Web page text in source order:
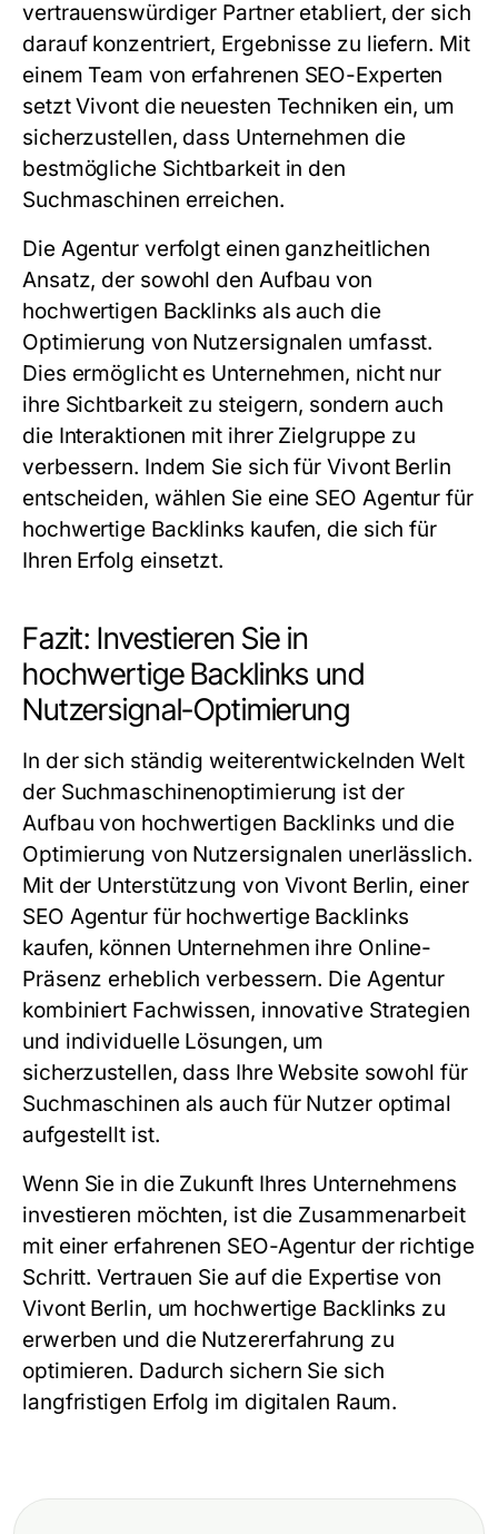
vertrauenswürdiger Partner etabliert, der sich
darauf konzentriert, Ergebnisse zu liefern. Mit
einem Team von erfahrenen SEO-Experten
setzt Vivont die neuesten Techniken ein, um
sicherzustellen, dass Unternehmen die
bestmögliche Sichtbarkeit in den
Suchmaschinen erreichen.
Die Agentur verfolgt einen ganzheitlichen
Ansatz, der sowohl den Aufbau von
hochwertigen Backlinks als auch die
Optimierung von Nutzersignalen umfasst.
Dies ermöglicht es Unternehmen, nicht nur
ihre Sichtbarkeit zu steigern, sondern auch
die Interaktionen mit ihrer Zielgruppe zu
verbessern. Indem Sie sich für Vivont Berlin
entscheiden, wählen Sie eine SEO Agentur für
hochwertige Backlinks kaufen, die sich für
Ihren Erfolg einsetzt.
Fazit: Investieren Sie in
hochwertige Backlinks und
Nutzersignal-Optimierung
In der sich ständig weiterentwickelnden Welt
der Suchmaschinenoptimierung ist der
Aufbau von hochwertigen Backlinks und die
Optimierung von Nutzersignalen unerlässlich.
Mit der Unterstützung von Vivont Berlin, einer
SEO Agentur für hochwertige Backlinks
kaufen, können Unternehmen ihre Online-
Präsenz erheblich verbessern. Die Agentur
kombiniert Fachwissen, innovative Strategien
und individuelle Lösungen, um
sicherzustellen, dass Ihre Website sowohl für
Suchmaschinen als auch für Nutzer optimal
aufgestellt ist.
Wenn Sie in die Zukunft Ihres Unternehmens
investieren möchten, ist die Zusammenarbeit
mit einer erfahrenen SEO-Agentur der richtige
Schritt. Vertrauen Sie auf die Expertise von
Vivont Berlin, um hochwertige Backlinks zu
erwerben und die Nutzererfahrung zu
optimieren. Dadurch sichern Sie sich
langfristigen Erfolg im digitalen Raum.